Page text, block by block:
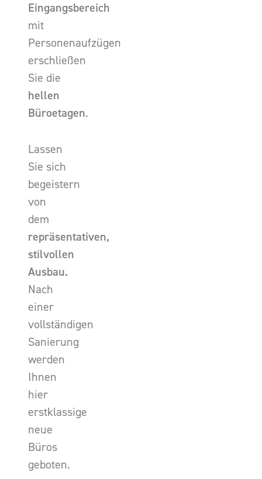
Eingangsbereich
mit
Personenaufzügen
erschließen
Sie die
hellen
Büroetagen.
Lassen
Sie sich
begeistern
von
dem
repräsentativen,
stilvollen
Ausbau.
Nach
einer
vollständigen
Sanierung
werden
Ihnen
hier
erstklassige
neue
Büros
geboten.